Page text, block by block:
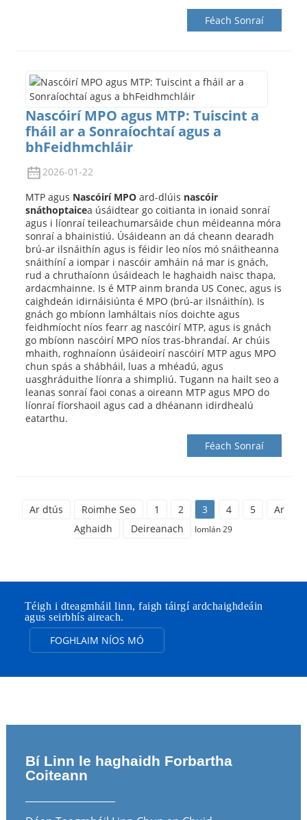
Féach Sonraí
Nascóirí MPO agus MTP: Tuiscint a
fháil ar a Sonraíochtaí agus a
bhFeidhmchláir
2026-01-22
MTP agus Nascóirí MPOard-dlúis nascóir
snáthoptaicea úsáidtear go coitianta in ionaid sonraí
agus i líonraí teileachumarsáide chun méideanna móra
sonraí a bhainistiú. Úsáideann an dá cheann dearadh
brú-ar ilsnáithín agus is féidir leo níos mó snáitheanna
snáithíní a iompar i nascóir amháin ná mar is gnách,
rud a chruthaíonn úsáideach le haghaidh naisc thapa,
ardacmhainne. Is é MTP ainm branda US Conec, agus is
caighdeán idirnáisiúnta é MPO (brú-ar ilsnáithín). Is
gnách go mbíonn lamháltais níos doichte agus
feidhmíocht níos fearr ag nascóirí MTP, agus is gnách
go mbíonn nascóirí MPO níos tras-bhrandaí. Ar chúis
mhaith, roghnaíonn úsáideoirí nascóirí MTP agus MPO
chun spás a shábháil, luas a mhéadú, agus
uasghráduithe líonra a shimpliú. Tugann na hailt seo a
leanas sonraí faoi conas a oireann MTP agus MPO do
líonraí fíorshaoil ​​agus cad a dhéanann idirdhealú
eatarthu.
Féach Sonraí
Ar dtús Roimhe Seo 1 2 3 4 5
Ar
Aghaidh
Deireanach Iomlán 29
Téigh i dteagmháil linn, faigh táirgí ardchaighdeáin
agus seirbhís aireach.
FOGHLAIM NÍOS MÓ
Bí Linn le haghaidh Forbartha
Coiteann